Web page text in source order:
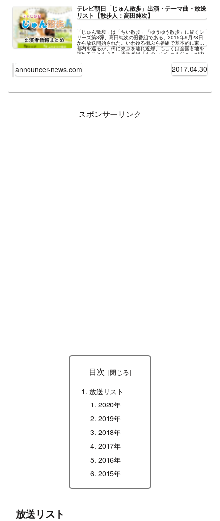
テレビ朝日「じゅん散歩」出演・テーマ曲・放送
リスト【散歩人：高田純次】
「じゅん散歩」は「ちい散歩」「ゆうゆう散歩」に続くシ
リーズ第3弾、高田純次の冠番組である。2015年9月28日
から放送開始された。いわゆる街ぶら番組で基本的に東京
都内を巡るが、稀に東京を離れ近郊、もしくは全国各地を
訪れることもある。通販番組「ものコンシェルジュ」が内
から見ると一時的に番組が中断、もしくは番組が放送され
ていないように見える。同番組は基本的に平日（月曜～金
曜）の午前中にレギュラー放送されるが、不定期に「サン
く不定期にスペシャル放送として「じゅん散歩デラックス
に関する番組情報をまとめて掲載している。
announcer-news.com 2017.04.30
スポンサーリンク
目次
放送リスト
2020年
2019年
2018年
2017年
2016年
2015年
放送リスト